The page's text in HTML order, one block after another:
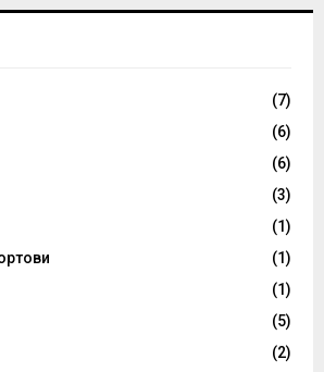
(7)
(6)
(6)
(3)
(1)
(1)
(1)
(5)
(2)